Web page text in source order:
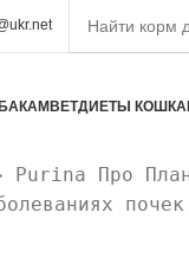
ВЕТДИЕТЫ
Purina Про
почек